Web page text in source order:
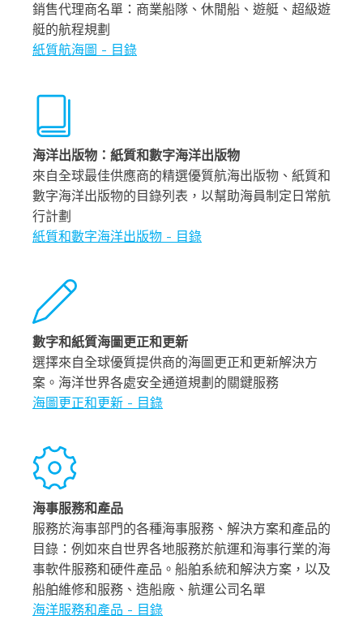
銷售代理商名單：商業船隊、休閒船、遊艇、超級遊
艇的航程規劃
紙質航海圖 - 目錄
海洋出版物：紙質和數字海洋出版物
來自全球最佳供應商的精選優質航海出版物、紙質和
數字海洋出版物的目錄列表，以幫助海員制定日常航
行計劃
紙質和數字海洋出版物 - 目錄
數字和紙質海圖更正和更新
選擇來自全球優質提供商的海圖更正和更新解決方
案。海洋世界各處安全通道規劃的關鍵服務
海圖更正和更新 - 目錄
海事服務和產品
服務於海事部門的各種海事服務、解決方案和產品的
目錄：例如來自世界各地服務於航運和海事行業的海
事軟件服務和硬件產品。船舶系統和解決方案，以及
船舶維修和服務、造船廠、航運公司名單
海洋服務和產品 - 目錄